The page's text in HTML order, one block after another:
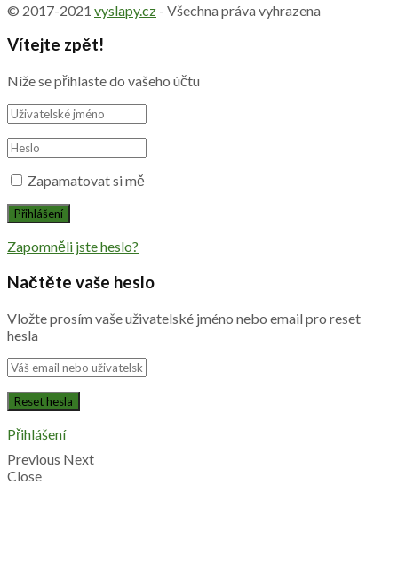
© 2017-2021 vyslapy.cz - Všechna práva vyhrazena
Vítejte zpět!
Níže se přihlaste do vašeho účtu
Zapamatovat si mě
Zapomněli jste heslo?
Načtěte vaše heslo
Vložte prosím vaše uživatelské jméno nebo email pro reset
hesla
Přihlášení
Previous Next
Close